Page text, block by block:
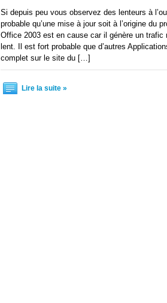
Si depuis peu vous observez des lenteurs à
probable qu’une mise à jour soit à l’origine du
Office 2003 est en cause car il génère un
lent. Il est fort probable que d’autres
complet sur le site du […]
Lire la suite »